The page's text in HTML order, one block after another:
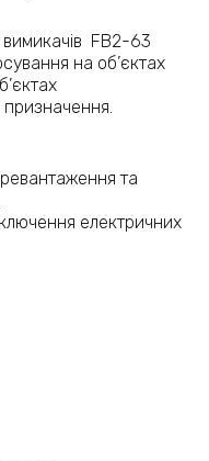
вимикачів FB2-63
на об’єктах
призначення.
та
електричних